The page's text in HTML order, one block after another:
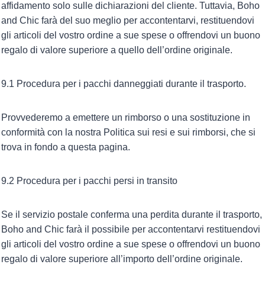
affidamento solo sulle dichiarazioni del cliente. Tuttavia, Boho
and Chic farà del suo meglio per accontentarvi, restituendovi
gli articoli del vostro ordine a sue spese o offrendovi un buono
regalo di valore superiore a quello dell’ordine originale.
9.1 Procedura per i pacchi danneggiati durante il trasporto.
Provvederemo a emettere un rimborso o una sostituzione in
conformità con la nostra Politica sui resi e sui rimborsi, che si
trova in fondo a questa pagina.
9.2 Procedura per i pacchi persi in transito
Se il servizio postale conferma una perdita durante il trasporto,
Boho and Chic farà il possibile per accontentarvi restituendovi
gli articoli del vostro ordine a sue spese o offrendovi un buono
regalo di valore superiore all’importo dell’ordine originale.